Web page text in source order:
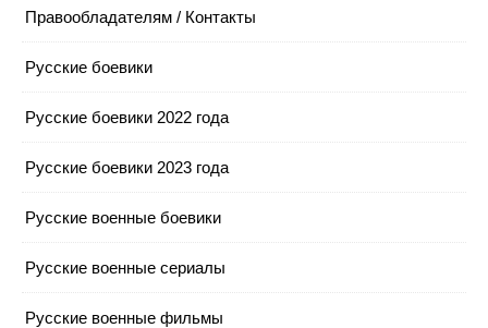
Правообладателям / Контакты
Русские боевики
Русские боевики 2022 года
Русские боевики 2023 года
Русские военные боевики
Русские военные сериалы
Русские военные фильмы